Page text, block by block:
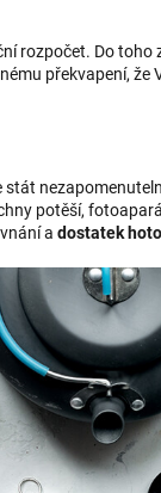
rozpočet. Do toho
překvapení,
potěší,
a dostatek